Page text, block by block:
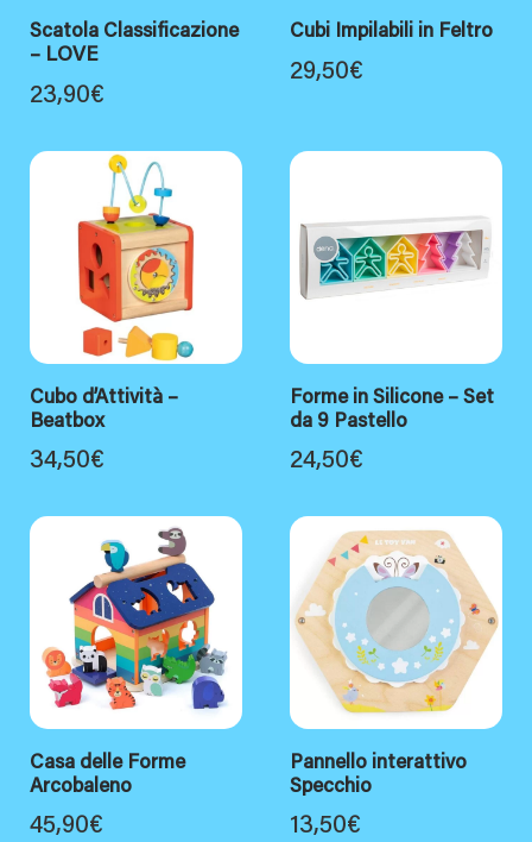
Scatola Classificazione
– LOVE
23,90€
Cubi Impilabili in Feltro
29,50€
Cubo d’Attività –
Beatbox
34,50€
Forme in Silicone – Set
da 9 Pastello
24,50€
Casa delle Forme
Arcobaleno
45,90€
Pannello interattivo
Specchio
13,50€